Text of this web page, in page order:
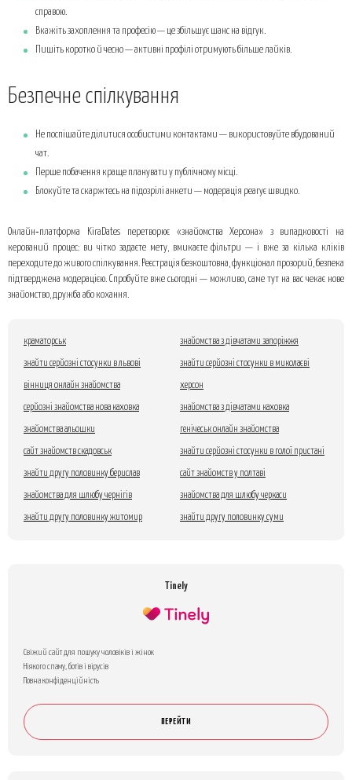
справою.
Вкажіть захоплення та професію — це збільшує шанс на відгук.
Пишіть коротко й чесно — активні профілі отримують більше лайків.
Безпечне спілкування
Не поспішайте ділитися особистими контактами — використовуйте вбудований
чат.
Перше побачення краще планувати у публічному місці.
Блокуйте та скаржтесь на підозрілі анкети — модерація реагує швидко.
Онлайн‑платформа KiraDates перетворює «знайомства Херсона» з випадковості на
керований процес: ви чітко задаєте мету, вмикаєте фільтри — і вже за кілька кліків
переходите до живого спілкування. Реєстрація безкоштовна, функціонал прозорий, безпека
підтверджена модерацією. Спробуйте вже сьогодні — можливо, саме тут на вас чекає нове
знайомство, дружба або кохання.
краматорськ знайомства з дівчатами запоріжжя
знайти серйозні стосунки в львові знайти серйозні стосунки в миколаєві
вінниця онлайн знайомства херсон
серйозні знайомства нова каховка знайомства з дівчатами каховка
знайомства альошки генічеськ онлайн знайомства
сайт знайомств скадовськ знайти серйозні стосунки в голої пристані
знайти другу половинку берислав сайт знайомств у полтаві
знайомства для шлюбу чернігів знайомства для шлюбу черкаси
знайти другу половинку житомир знайти другу половинку суми
Tinely
Свіжий сайт для пошуку чоловіків і жінок
Ніякого спаму, ботів і вірусів
Повна конфіденційність
ПЕРЕЙТИ